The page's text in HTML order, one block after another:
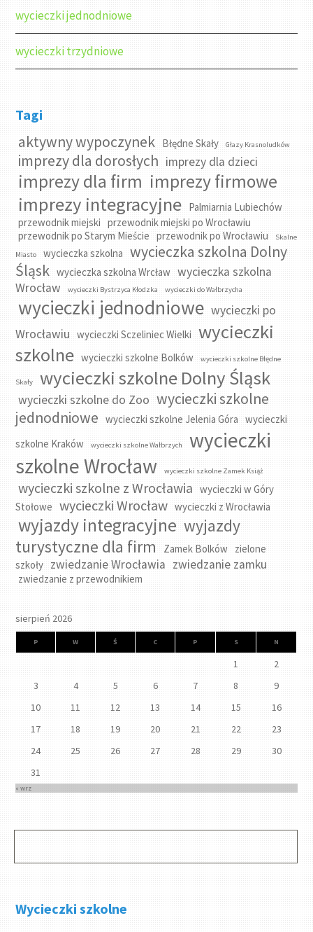
wycieczki jednodniowe
wycieczki trzydniowe
Tagi
aktywny wypoczynek Błędne Skały Głazy Krasnoludków
imprezy dla dorosłych imprezy dla dzieci
imprezy dla firm imprezy firmowe
imprezy integracyjne Palmiarnia Lubiechów
przewodnik miejski przewodnik miejski po Wrocławiu
przewodnik po Starym Mieście przewodnik po Wrocławiu
Skalne
Miasto
wycieczka szkolna wycieczka szkolna Dolny
Śląsk wycieczka szkolna Wrcław wycieczka szkolna
Wrocław
wycieczki Bystrzyca Kłodzka wycieczki do Wałbrzycha
wycieczki jednodniowe wycieczki po
Wrocławiu wycieczki Sczeliniec Wielki wycieczki
szkolne wycieczki szkolne Bolków wycieczki szkolne Błędne
Skały wycieczki szkolne Dolny Śląsk
wycieczki szkolne do Zoo wycieczki szkolne
jednodniowe wycieczki szkolne Jelenia Góra wycieczki
szkolne Kraków
wycieczki szkolne Wałbrzych
wycieczki
szkolne Wrocław
wycieczki szkolne Zamek Książ
wycieczki szkolne z Wrocławia wycieczki w Góry
Stołowe wycieczki Wrocław wycieczki z Wrocławia
wyjazdy integracyjne wyjazdy
turystyczne dla firm
Zamek Bolków
zielone
szkoły zwiedzanie Wrocławia zwiedzanie zamku
zwiedzanie z przewodnikiem
sierpień 2026
P W Ś C P S N
1
2
3
4 5 6 7 8
9
10
11 12 13 14 15
16
17
18 19 20 21 22
23
24
25 26 27 28 29
30
31
« wrz
Wycieczki szkolne